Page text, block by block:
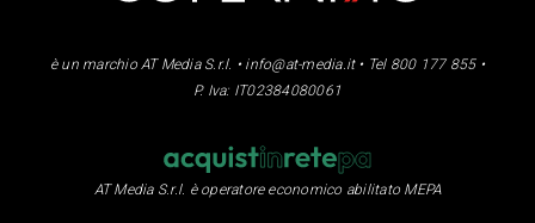
è un marchio AT Media S.r.l. • info@at-media.it• Tel 800 177 855 •
P. Iva: IT02384080061
AT Media S.r.l. è operatore economico abilitato MEPA